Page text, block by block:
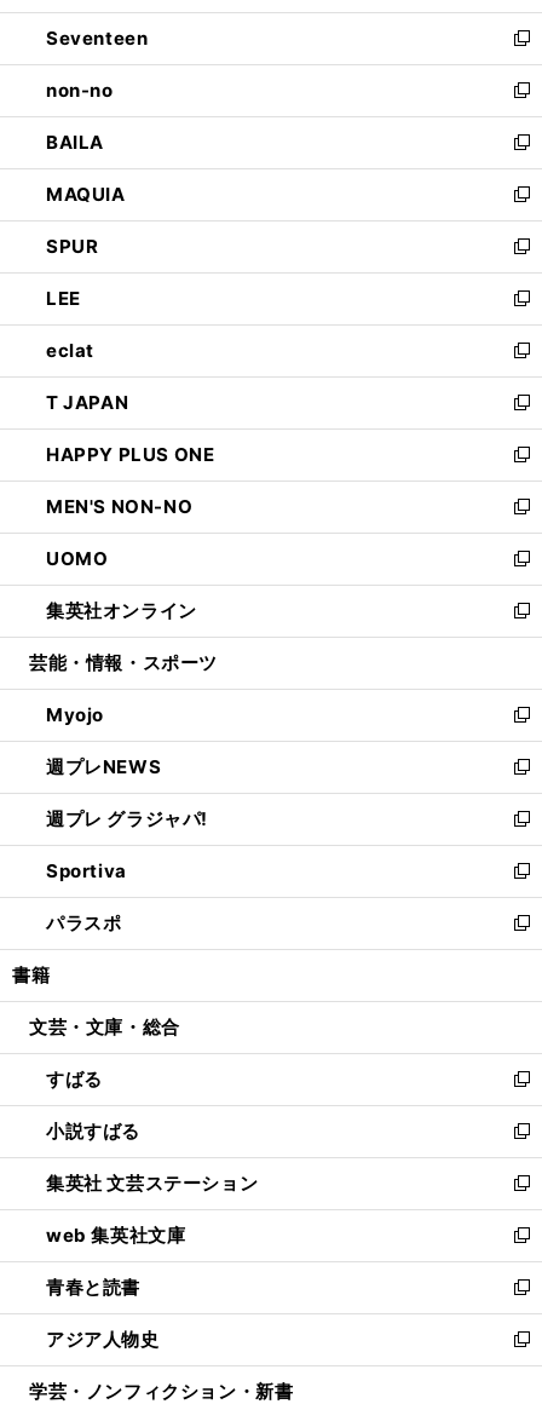
開
く
ウ
で
開
く
ン
ド
ウ
で
開
く
Seventeen
新
し
い
ウ
ィ
ン
ド
ウ
で
開
く
non-no
新
し
い
ウ
ィ
ン
ド
ウ
で
開
く
BAILA
新
し
い
ウ
ィ
ン
ド
ウ
で
開
く
MAQUIA
新
し
い
ウ
ィ
ン
ド
ウ
で
開
く
SPUR
新
し
い
ウ
ィ
ン
ド
ウ
で
開
く
LEE
新
し
い
ウ
ィ
ン
ド
ウ
で
開
く
eclat
新
し
い
ウ
ィ
ン
ド
ウ
で
開
く
T JAPAN
新
し
い
ウ
ィ
ン
ド
ウ
で
開
HAPPY PLUS ONE
新
し
い
ウ
ィ
ン
ド
ウ
開
く
MEN'S NON-NO
新
し
い
ウ
ィ
ン
ウ
で
開
く
UOMO
新
し
い
ウ
ン
ド
ウ
で
開
く
集英社オンライン
新
し
ウ
ィ
ン
ド
ウ
で
開
く
芸能・情報・スポーツ
Myojo
新
し
い
ウ
ィ
ン
ド
ウ
で
開
週プレNEWS
新
し
い
ウ
ィ
ン
ド
ウ
開
週プレ グラジャパ!
新
し
い
ウ
ィ
ン
ウ
開
く
Sportiva
新
し
い
ウ
ン
ウ
で
開
く
パラスポ
新
し
ウ
ン
ド
ウ
で
開
く
書籍
文芸・文庫・総合
すばる
新
し
い
ウ
ィ
ン
ド
ウ
で
開
く
小説すばる
新
し
い
ウ
ィ
ン
ド
ウ
で
開
集英社 文芸ステーション
新
し
い
ウ
ィ
ン
ド
ウ
web 集英社文庫
新
し
い
ウ
ィ
ン
青春と読書
新
し
い
ウ
アジア人物史
新
し
学芸・ノンフィクション・新書